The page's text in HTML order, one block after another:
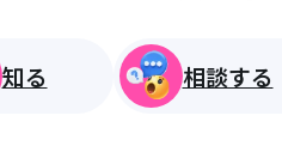
知る 相談する